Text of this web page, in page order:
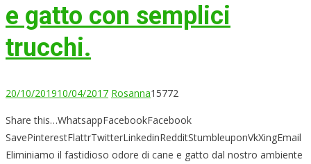
e gatto con semplici
trucchi.
20/10/201910/04/2017 Rosanna15772
Share this…WhatsappFacebookFacebook
SavePinterestFlattrTwitterLinkedinRedditStumbleuponVkXingEmail
Eliminiamo il fastidioso odore di cane e gatto dal nostro ambiente